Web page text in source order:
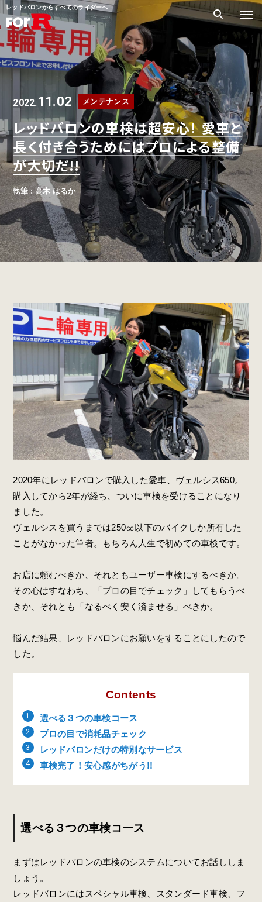
レッドバロンからすべてのライダーへ
2022.11.02 メンテナンス
レッドバロンの車検は超安心！ 愛車と
長く付き合うためにはプロによる整備
が大切だ!!
執筆 : 高木 はるか
2020年にレッドバロンで購入した愛車、ヴェルシス650。
購入してから2年が経ち、ついに車検を受けることになり
ました。
ヴェルシスを買うまでは250㏄以下のバイクしか所有した
ことがなかった筆者。もちろん人生で初めての車検です。
お店に頼むべきか、それともユーザー車検にするべきか。
その心はすなわち、「プロの目でチェック」してもらうべ
きか、それとも「なるべく安く済ませる」べきか。
悩んだ結果、レッドバロンにお願いをすることにしたので
した。
Contents
選べる３つの車検コース
プロの目で消耗品チェック
レッドバロンだけの特別なサービス
車検完了！安心感がちがう!!
選べる３つの車検コース
まずはレッドバロンの車検のシステムについてお話ししま
しょう。
レッドバロンにはスペシャル車検、スタンダード車検、フ